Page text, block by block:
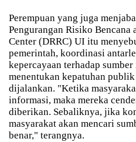
Perempuan yang juga
Pengurangan Risiko Bencana
Center (DRRC) UI itu
pemerintah, koordinasi
kepercayaan terhadap
menentukan kepatuhan
dijalankan. "Ketika
informasi, maka mereka
diberikan. Sebaliknya, jika
masyarakat akan mencari
benar," terangnya.